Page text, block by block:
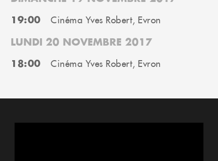
19:00 Cinéma Yves Robert, Evron
LUNDI 20 NOVEMBRE 2017
18:00 Cinéma Yves Robert, Evron